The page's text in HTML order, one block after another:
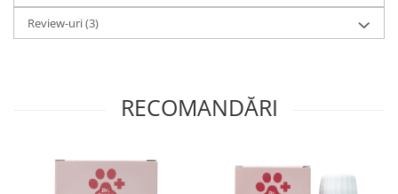
Review-uri(3)
RECOMANDĂRI